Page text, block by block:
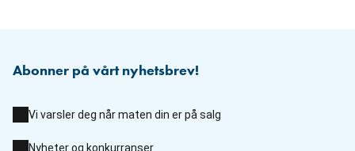
Abonner på vårt nyhetsbrev!
Vi varsler deg når maten din er på salg
Nyheter og konkurranser